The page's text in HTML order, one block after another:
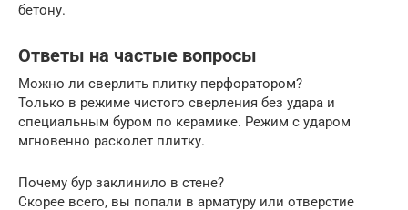
бетону.
Ответы на частые вопросы
Можно ли сверлить плитку перфоратором?
Только в режиме чистого сверления без удара и
специальным буром по керамике. Режим с ударом
мгновенно расколет плитку.
Почему бур заклинило в стене?
Скорее всего, вы попали в арматуру или отверстие